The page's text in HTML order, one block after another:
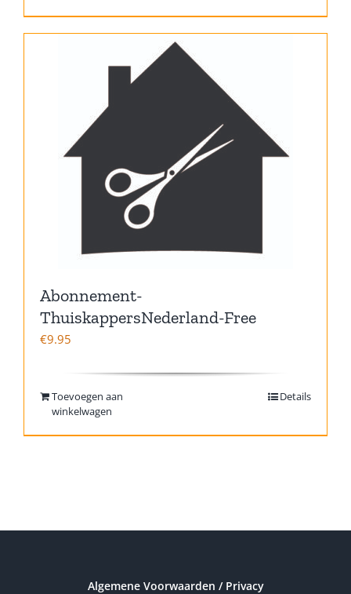
Abonnement-
ThuiskappersNederland-Free
€9.95
Toevoegen aan
winkelwagen
Details
Algemene Voorwaarden / Privacy